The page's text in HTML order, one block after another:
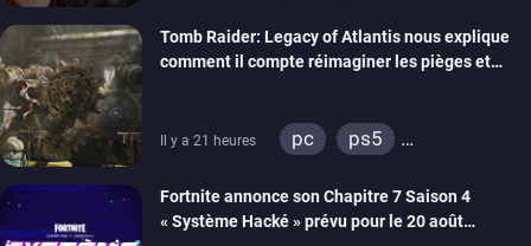
Tomb Raider: Legacy of Atlantis nous explique
comment il compte réimaginer les pièges et
Il y a 21 heures pc
ps5
Fortnite annonce son Chapitre 7 Saison 4
« Système Hacké » prévu pour le 20 août